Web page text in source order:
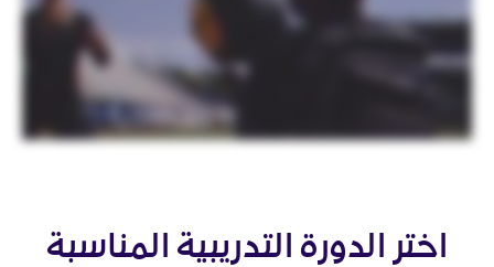
اختر الدورة التدريبية المناسبة